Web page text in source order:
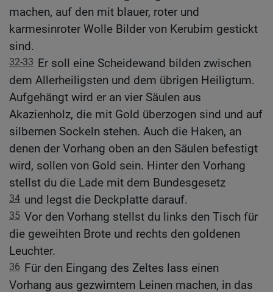
machen, auf den mit blauer, roter und
karmesinroter Wolle Bilder von Kerubim gestickt
sind.
32-33 Er soll eine Scheidewand bilden zwischen
dem Allerheiligsten und dem übrigen Heiligtum.
Aufgehängt wird er an vier Säulen aus
Akazienholz, die mit Gold überzogen sind und auf
silbernen Sockeln stehen. Auch die Haken, an
denen der Vorhang oben an den Säulen befestigt
wird, sollen von Gold sein. Hinter den Vorhang
stellst du die Lade mit dem Bundesgesetz
34 und legst die Deckplatte darauf.
35 Vor den Vorhang stellst du links den Tisch für
die geweihten Brote und rechts den goldenen
Leuchter.
36 Für den Eingang des Zeltes lass einen
Vorhang aus gezwirntem Leinen machen, in das